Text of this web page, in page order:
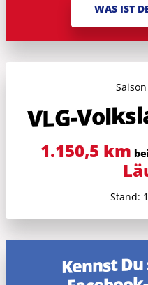
WAS IST
VLG-
1.150,5 km
Stand:
Kennst